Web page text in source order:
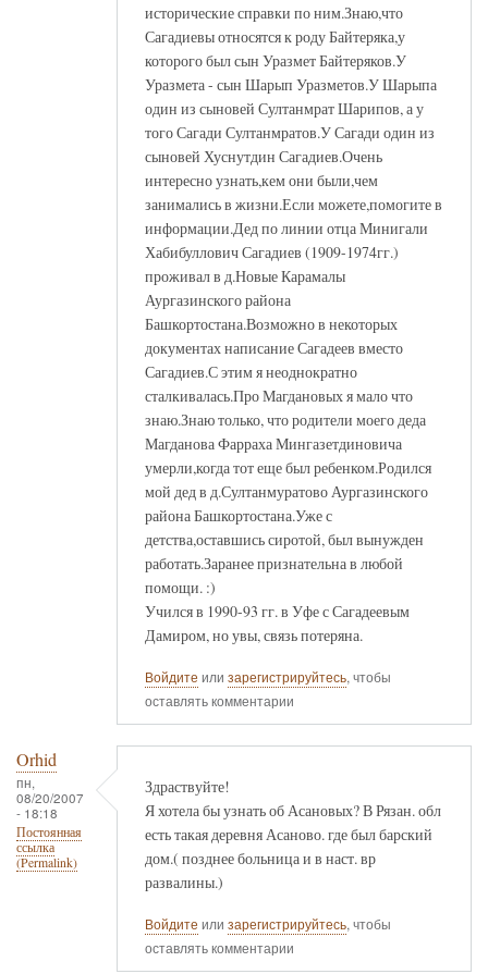
исторические справки по ним.Знаю,что
Сагадиевы относятся к роду Байтеряка,у
которого был сын Уразмет Байтеряков.У
Уразмета - сын Шарып Уразметов.У Шарыпа
один из сыновей Султанмрат Шарипов, а у
того Сагади Султанмратов.У Сагади один из
сыновей Хуснутдин Сагадиев.Очень
интересно узнать,кем они были,чем
занимались в жизни.Если можете,помогите в
информации.Дед по линии отца Минигали
Хабибуллович Сагадиев (1909-1974гг.)
проживал в д.Новые Карамалы
Аургазинского района
Башкортостана.Возможно в некоторых
документах написание Сагадеев вместо
Сагадиев.С этим я неоднократно
сталкивалась.Про Магдановых я мало что
знаю.Знаю только, что родители моего деда
Магданова Фарраха Мингазетдиновича
умерли,когда тот еще был ребенком.Родился
мой дед в д.Султанмуратово Аургазинского
района Башкортостана.Уже с
детства,оставшись сиротой, был вынужден
работать.Заранее признательна в любой
помощи. :)
Учился в 1990-93 гг. в Уфе с Сагадеевым
Дамиром, но увы, связь потеряна.
Войдите или зарегистрируйтесь, чтобы
оставлять комментарии
Orhid
пн,
08/20/2007
- 18:18
Постоянная
ссылка
(Permalink)
Здраствуйте!
Я хотела бы узнать об Асановых? В Рязан. обл
есть такая деревня Асаново. где был барский
дом.( позднее больница и в наст. вр
развалины.)
Войдите или зарегистрируйтесь, чтобы
оставлять комментарии